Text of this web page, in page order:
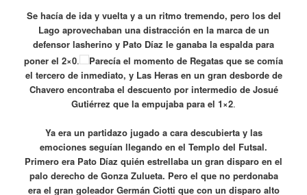
Se hacía de ida y vuelta y a un ritmo tremendo, pero los del
Lago aprovechaban una distracción en la marca de un
defensor lasherino y Pato Díaz le ganaba la espalda para
poner el 2×0.
Parecía el momento de Regatas que se comía
el tercero de inmediato, y Las Heras en un gran desborde de
Chavero encontraba el descuento por intermedio de Josué
Gutiérrez que la empujaba para el 1×2.
Ya era un partidazo jugado a cara descubierta y las
emociones seguían llegando en el Templo del Futsal.
Primero era Pato Díaz quién estrellaba un gran disparo en el
palo derecho de Gonza Zulueta. Pero el que no perdonaba
era el gran goleador Germán Ciotti que con un disparo alto